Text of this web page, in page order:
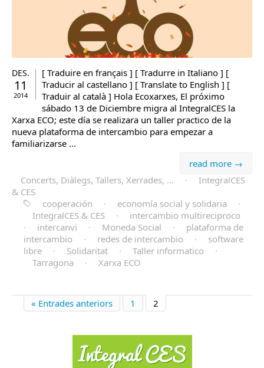
DES.
11
2014
[ Traduire en français ] [ Tradurre in Italiano ] [
Traducir al castellano ] [ Translate to English ] [
Traduir al català ] Hola Ecoxarxes, El próximo
sábado 13 de Diciembre migra al IntegralCES la
Xarxa ECO; este día se realizara un taller practico de la
nueva plataforma de intercambio para empezar a
familiarizarse ...
read more →
Concerts, Diàlegs, Tallers, Xerrades, ...
·
IntegralCES
& CES
cooperación
· economía social y solidaria
·
IntegralCES & CES
·
intercambio multireciproco
·
intercanvi · Moneda Social ·
plataforma de
intercambio
· redes de intercambio ·
software
libre
· Solidaritat · Taller informatico
·
Tarragona
· Xarxa ECO
« Entrades anteriors 1 2